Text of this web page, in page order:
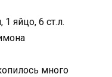
яйцо, 6 ст.л.
много